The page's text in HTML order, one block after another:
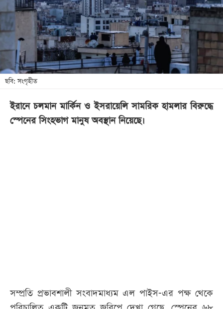
খেলা
বিনোদন
লাইফ
স্টাইল
শিক্ষা
সব
বিভাগ
ই-
পেপার
ছবি: সংগৃহীত
ইরানে চলমান মার্কিন ও ইসরায়েলি সামরিক হামলার বিরুদ্ধে
স্পেনের সিংহভাগ মানুষ অবস্থান নিয়েছে।
সম্প্রতি প্রভাবশালী সংবাদমাধ্যম এল পাইস-এর পক্ষ থেকে